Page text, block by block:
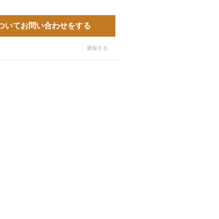
いてお問い合わせをする
通報する